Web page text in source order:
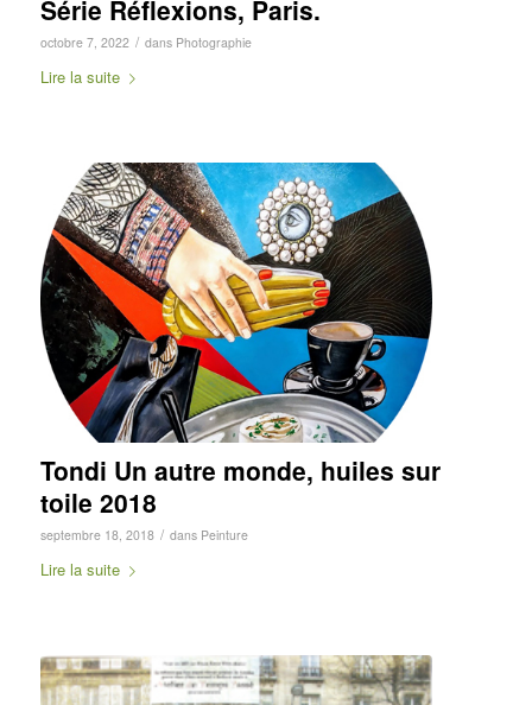
Série Réflexions, Paris.
octobre 7, 2022 / dans Photographie
Lire la suite
Tondi Un autre monde, huiles sur
toile 2018
septembre 18, 2018 / dans Peinture
Lire la suite